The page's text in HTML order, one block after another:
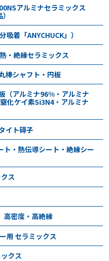
アルミナセラミックス
着「ANYCHUCK」）
・絶縁セラミックス
棒シャフト・円板
（アルミナ96%・アルミナ
化ケイ素Si3N4・アルミナ
イト碍子
・熱伝導シート・絶縁シー
ス
密度・高絶縁
用 セラミックス
クス